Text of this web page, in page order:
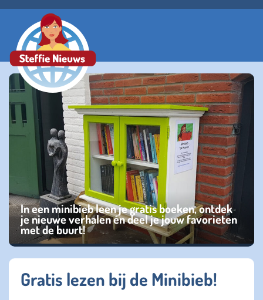
In een minibieb leen je gratis boeken, ontdek
je nieuwe verhalen én deel je jouw favorieten
met de buurt!
Gratis lezen bij de Minibieb!